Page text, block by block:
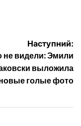
Наступний:
не видели: Эмили
выложила
голые фото